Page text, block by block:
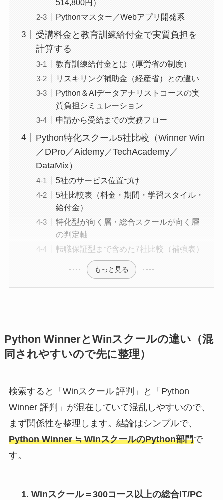
514,800円）
Pythonマスター／Webアプリ開発系
受講料金と教育訓練給付金で実質負担を
計算する
教育訓練給付金とは（厚労省の制度）
リスキリング補助金（経産省）との違い
Python＆AIデータアナリストコースの実
質負担シミュレーション
申請から受給までの実務フロー
Python特化スクール5社比較（Winner Win
／DPro／Aidemy／TechAcademy／
DataMix）
5社のサービス位置づけ
5社比較表（料金・期間・学習スタイル・
給付金）
特化型が向く層・総合スクールが向く層
の判定軸
転職保証型まで含めた7社比較（補強表）
もっと見る
Python WinnerとWinスクールの違い（混
同されやすいので先に整理）
検索すると「Winスクール 評判」と「Python
Winner 評判」が混在していて混乱しやすいので、
まず関係性を整理します。結論はシンプルで、
Python Winner ≒ WinスクールのPython部門で
す。
Winスクール＝300コース以上の総合IT/PC